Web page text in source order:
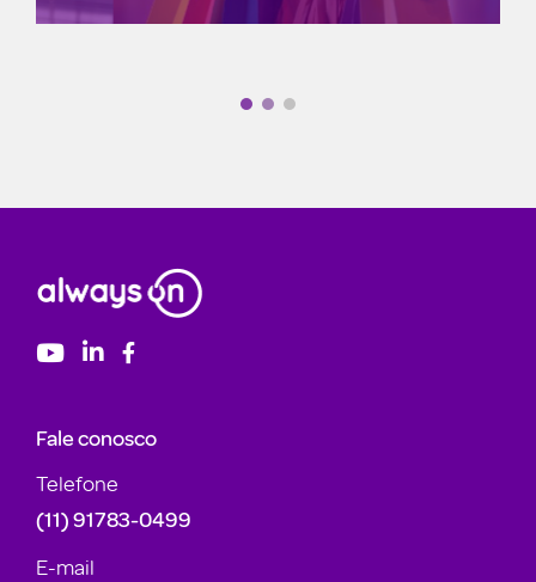
Fale conosco
Telefone
(11) 91783-0499
E-mail